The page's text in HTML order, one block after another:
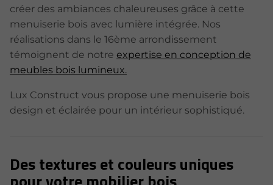
créer des ambiances chaleureuses grâce à cette
menuiserie bois avec lumière intégrée. Nos
réalisations dans le 16ème arrondissement
témoignent de notre expertise en conception de
meubles bois lumineux.
Lux Construct vous propose une menuiserie bois
design et éclairée pour un intérieur sophistiqué.
Des textures et couleurs uniques